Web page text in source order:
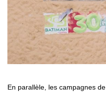
En parallèle, les campagnes